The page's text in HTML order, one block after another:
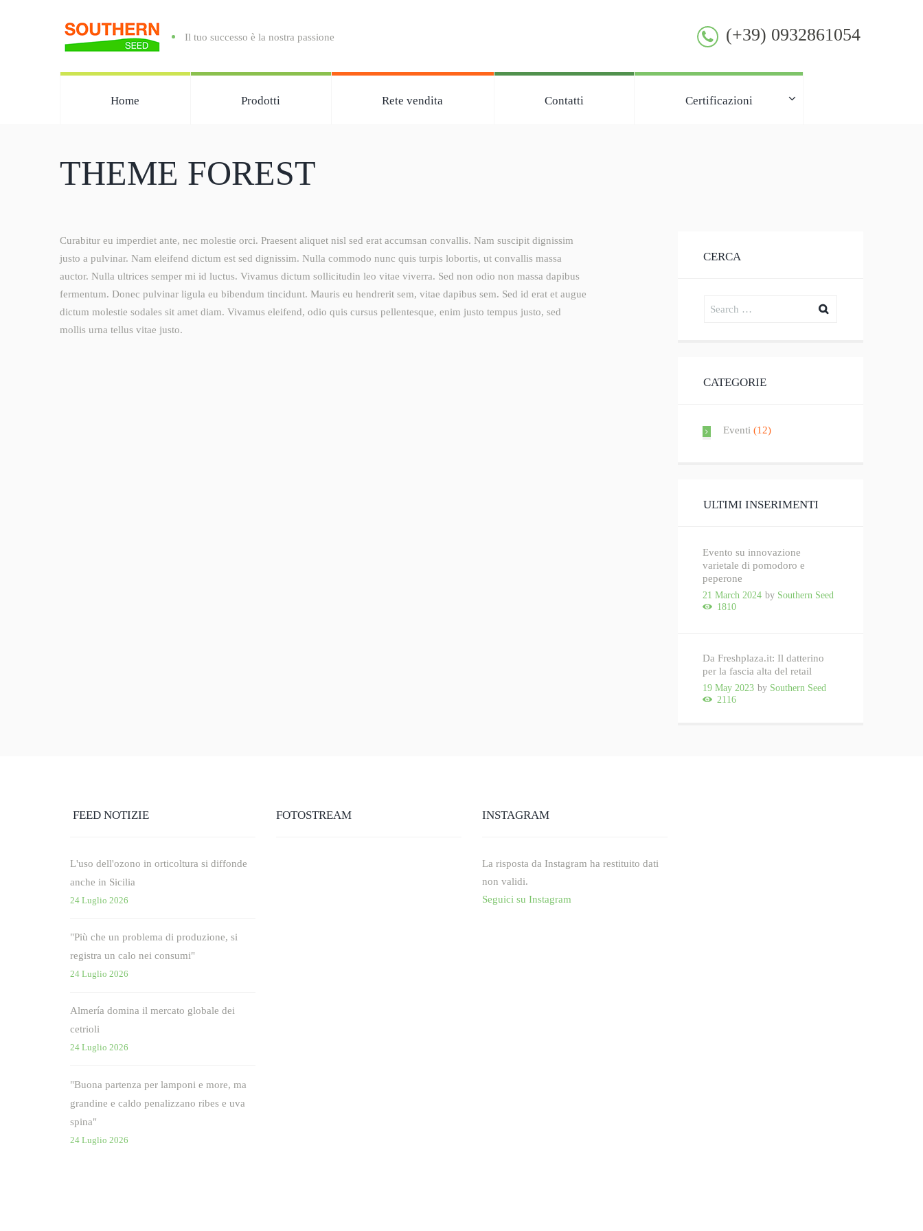
Il tuo successo è la nostra passione (+39) 0932861054
Home Prodotti Rete vendita Contatti Certificazioni
THEME FOREST
Curabitur eu imperdiet ante, nec molestie orci. Praesent aliquet nisl sed erat accumsan convallis. Nam suscipit dignissim
justo a pulvinar. Nam eleifend dictum est sed dignissim. Nulla commodo nunc quis turpis lobortis, ut convallis massa
auctor. Nulla ultrices semper mi id luctus. Vivamus dictum sollicitudin leo vitae viverra. Sed non odio non massa dapibus
fermentum. Donec pulvinar ligula eu bibendum tincidunt. Mauris eu hendrerit sem, vitae dapibus sem. Sed id erat et augue
dictum molestie sodales sit amet diam. Vivamus eleifend, odio quis cursus pellentesque, enim justo tempus justo, sed
mollis urna tellus vitae justo.
CERCA
CATEGORIE
Eventi (12)
ULTIMI INSERIMENTI
Evento su innovazione
varietale di pomodoro e
peperone
21 March 2024 by Southern Seed
1810
Da Freshplaza.it: Il datterino
per la fascia alta del retail
19 May 2023 by Southern Seed
2116
FEED NOTIZIE
L'uso dell'ozono in orticoltura si diffonde
anche in Sicilia
24 Luglio 2026
"Più che un problema di produzione, si
registra un calo nei consumi"
24 Luglio 2026
Almería domina il mercato globale dei
cetrioli
24 Luglio 2026
"Buona partenza per lamponi e more, ma
grandine e caldo penalizzano ribes e uva
spina"
24 Luglio 2026
FOTOSTREAM INSTAGRAM
La risposta da Instagram ha restituito dati
non validi.
Seguici su Instagram